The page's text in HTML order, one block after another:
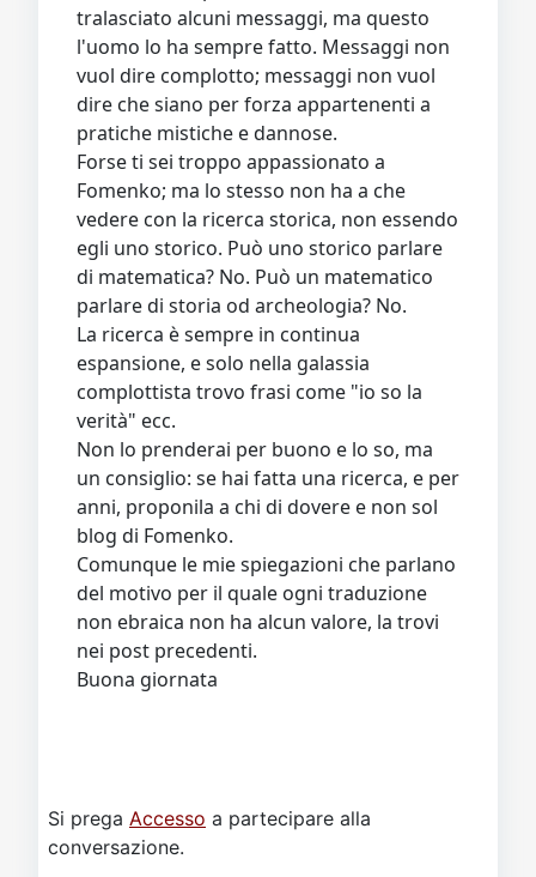
tralasciato alcuni messaggi, ma questo
l'uomo lo ha sempre fatto. Messaggi non
vuol dire complotto; messaggi non vuol
dire che siano per forza appartenenti a
pratiche mistiche e dannose.
Forse ti sei troppo appassionato a
Fomenko; ma lo stesso non ha a che
vedere con la ricerca storica, non essendo
egli uno storico. Può uno storico parlare
di matematica? No. Può un matematico
parlare di storia od archeologia? No.
La ricerca è sempre in continua
espansione, e solo nella galassia
complottista trovo frasi come "io so la
verità" ecc.
Non lo prenderai per buono e lo so, ma
un consiglio: se hai fatta una ricerca, e per
anni, proponila a chi di dovere e non sol
blog di Fomenko.
Comunque le mie spiegazioni che parlano
del motivo per il quale ogni traduzione
non ebraica non ha alcun valore, la trovi
nei post precedenti.
Buona giornata
Si prega Accesso a partecipare alla
conversazione.